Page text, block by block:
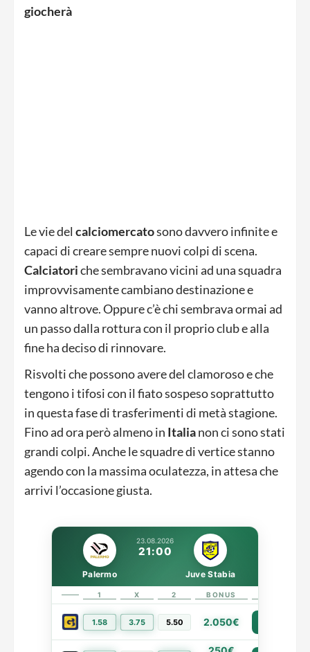
giocherà
Le vie del calciomercatosono davvero infinite e
capaci di creare sempre nuovi colpi di scena.
Calciatoriche sembravano vicini ad una squadra
improvvisamente cambiano destinazione e
vanno altrove. Oppure c’è chi sembrava ormai ad
un passo dalla rottura con il proprio club e alla
fine ha deciso di rinnovare.
Risvolti che possono avere del clamoroso e che
tengono i tifosi con il fiato sospeso soprattutto
in questa fase di trasferimenti di metà stagione.
Fino ad ora però almeno in Italianon ci sono stati
grandi colpi. Anche le squadre di vertice stanno
agendo con la massima oculatezza, in attesa che
arrivi l’occasione giusta.
23.08.2026
21:00
Palermo Juve Stabia
1 X 2 BONUS
1.58 3.75 5.50 2.050€